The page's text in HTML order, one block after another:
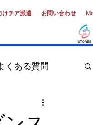
けチア派遣 お問い合わせ
くある質問
生・第二新卒